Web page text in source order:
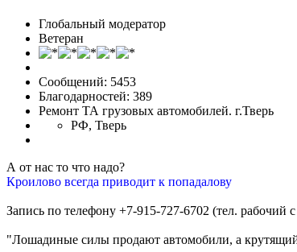
Глобальный модератор
Ветеран
Сообщений: 5453
Благодарностей: 389
Ремонт ТА грузовых автомобилей. г.Тверь
РФ, Тверь
А от нас то что надо?
Кроилово всегда приводит к попадалову
Запись по телефону +7-915-727-6702 (тел. рабочий
"Лошадиные силы продают автомобили, а